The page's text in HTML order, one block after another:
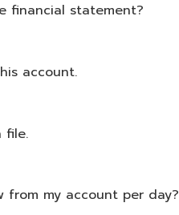
financial statement?
account.
file.
from my account per day?